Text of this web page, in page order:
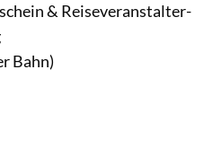
& Reiseveranstalter-
Bahn)